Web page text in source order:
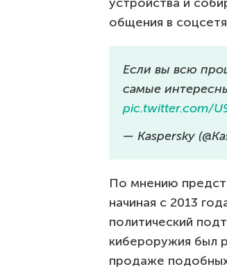
общения в
Если вы всю
самые
pic.twitter.com/
— Kaspersky
По мнению
начиная с 2013
политический
кибероружия был
продаже